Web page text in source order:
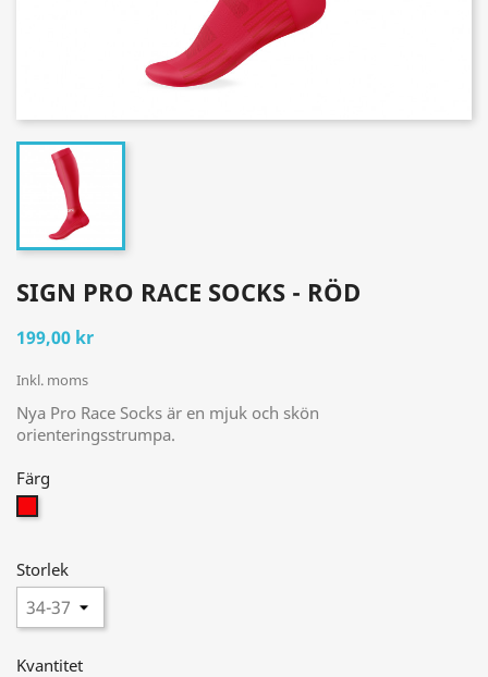
SIGN PRO RACE SOCKS - RÖD
199,00 kr
Inkl. moms
Nya Pro Race Socks är en mjuk och skön
orienteringsstrumpa.
Färg
Storlek
Kvantitet